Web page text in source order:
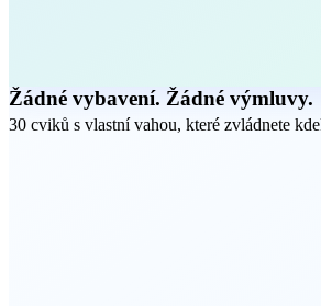
Žádné vybavení. Žádné výmluvy.
30 cviků s vlastní vahou, které zvládnete